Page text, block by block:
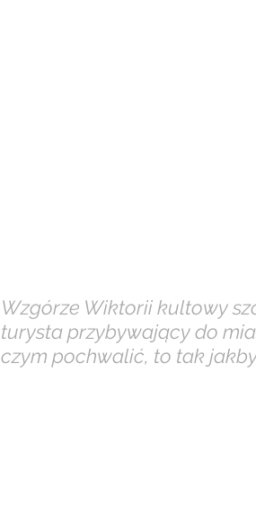
Wzgórze Wiktorii kultowy
turysta przybywający do
czym pochwalić, to tak